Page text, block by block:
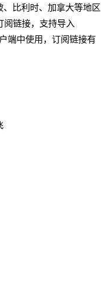
比利时、加拿大等地区
阅链接，支持导入
端中使用，订阅链接有